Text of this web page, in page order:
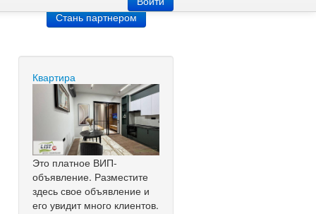
Стань партнером
Квартира
Это платное ВИП-
объявление. Разместите
здесь свое объявление и
его увидит много клиентов.